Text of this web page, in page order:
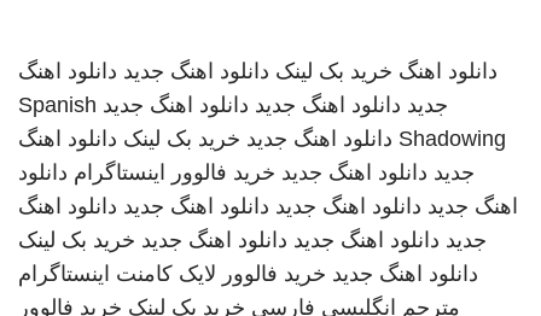
دانلود اهنگ خرید بک لینک دانلود اهنگ جدید دانلود اهنگ
جدید دانلود اهنگ جدید دانلود اهنگ جدید Spanish
Shadowing دانلود اهنگ جدید خرید بک لینک دانلود اهنگ
جدید دانلود اهنگ جدید خرید فالوور اینستاگرام دانلود
اهنگ جدید دانلود اهنگ جدید دانلود اهنگ جدید دانلود اهنگ
جدید دانلود اهنگ جدید دانلود اهنگ جدید خرید بک لینک
دانلود اهنگ جدید خرید فالوور لایک کامنت اینستاگرام
مترجم انگلیسی فارسی خرید بک لینک خرید فالوور